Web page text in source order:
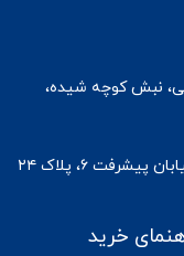
نبش کوچه شیده،
۶، پلاک ۲۴
خرید